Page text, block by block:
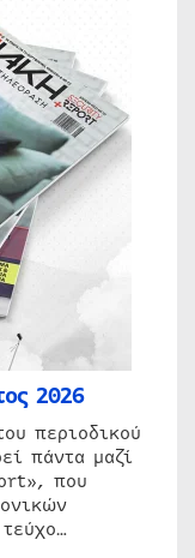
2026
περιοδικού
πάντα μαζί
που